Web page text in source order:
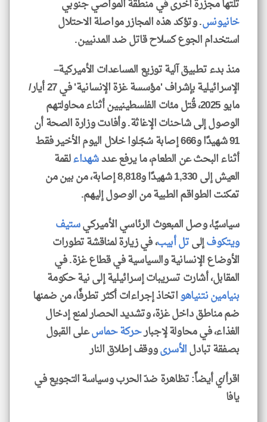
تلتها مجزرة أخرى في منطقة المواصي جنوبي
خانيونس. وتؤكد هذه المجازر مواصلة الاحتلال
استخدام الجوع كسلاح قاتل ضد المدنيين.
منذ بدء تطبيق آلية توزيع المساعدات الأميركية–
الإسرائيلية بإشراف 'مؤسسة غزة الإنسانية' في 27 أيار/
مايو 2025، قُتل مئات الفلسطينيين أثناء محاولتهم
الوصول إلى شاحنات الإغاثة. وأفادت وزارة الصحة أن
91 شهيدًا و666 إصابة سُجّلوا خلال اليوم الأخير فقط
أثناء البحث عن الطعام، ما يرفع عددشهداءلقمة
العيش إلى 1,330 شهيدًا و8,818 إصابة، من بين من
تمكنت الطواقم الطبية من الوصول إليهم.
سياسيًا، وصل المبعوث الرئاسي الأميركيستيف
ويتكوفإلىتل أبيب، في زيارة لمناقشة تطورات
الأوضاع الإنسانية والسياسية في قطاع غزة. في
المقابل، أشارت تسريبات إسرائيلية إلى نية حكومة
بنيامين نتنياهواتخاذ إجراءات أكثر تطرفًا، من ضمنها
ضم مناطق داخل غزة، وتشديد الحصار لمنع إدخال
الغذاء، في محاولة لإجبارحركة حماسعلى القبول
بصفقة تبادلالأسرىووقف إطلاق النار
اقرأ/ي أيضاً: تظاهرة ضدّ الحرب وسياسة التجويع في
يافا